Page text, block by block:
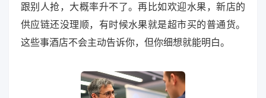
跟别人抢，大概率升不了。再比如欢迎水果，新店的
供应链还没理顺，有时候水果就是超市买的普通货。
这些事酒店不会主动告诉你，但你细想就能明白。